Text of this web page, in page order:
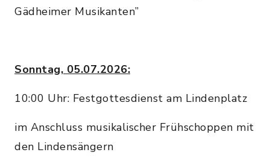
Gädheimer Musikanten”
Sonntag, 05.07.2026:
10:00 Uhr: Festgottesdienst am Lindenplatz
im Anschluss musikalischer Frühschoppen mit
den Lindensängern